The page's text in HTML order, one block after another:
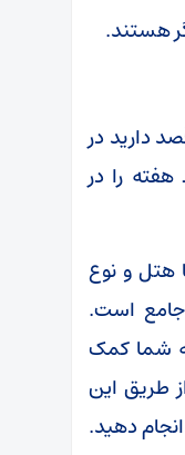
دارید در
هفته را در
هتل و نوع
جامع است.
شما کمک
طریق این
دهید.